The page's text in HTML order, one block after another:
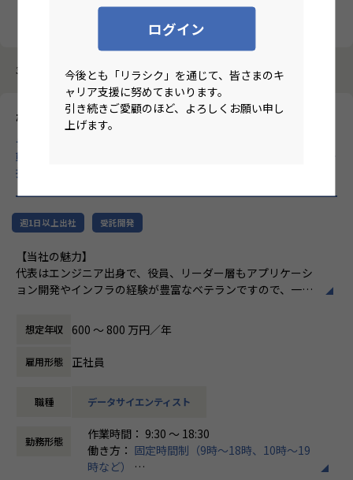
ログイン
今後とも「リラシク」を通じて、皆さまのキ
ャリア支援に努めてまいります。
引き続きご愛顧のほど、よろしくお願い申し
上げます。
3987件中 2881件～2890件
株式会社Rosso
データサイエンティスト【残業10h以下/年収アップ】分析から
戦略へ！ビジネスをリードし、企業価値を最大化する分析力をお
持ちの方、大歓迎！
週1日以上出社 受託開発
【当社の魅力】
代表はエンジニア出身で、役員、リーダー層もアプリケーシ
ョン開発やインフラの経験が豊富なベテランですので、一緒
能です。エンジニアの悩みなども自らの経験より理解してい
るので、的確なアドバイスを受けることができます。
また、少数精鋭の環境ですので、会社及びご自身の成長を感
じていただけます。
機械学習を用いたデータ分析やパターン解析、予測やシミュ
レーションに携わります。
経験・志向を考慮した上で、スキルアップを目指せるプロジ
想定年収 600 〜 800 万円／年
雇用形態 正社員
職種 データサイエンティスト
勤務形態
作業時間： 9:30 〜 18:30
働き方： 固定時間制（9時～18時、10時～19
時など）